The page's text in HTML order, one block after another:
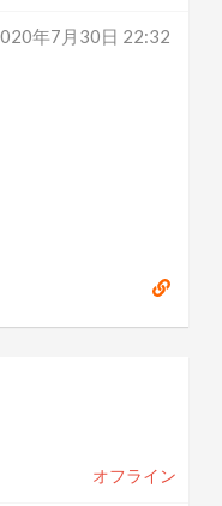
年7月30日 22:32
オフライン